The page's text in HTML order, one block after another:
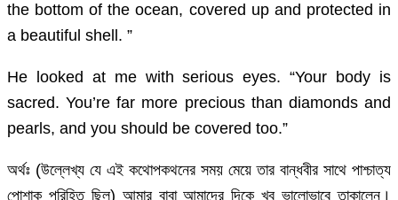
the bottom of the ocean, covered up and protected in
a beautiful shell. ”
He looked at me with serious eyes. “Your body is
sacred. You’re far more precious than diamonds and
pearls, and you should be covered too.”
অর্থঃ (উল্লেখ্য যে এই কথোপকথনের সময় মেয়ে তার বান্ধবীর সাথে পাশ্চাত্য
পোশাক পরিহিত ছিল) আমার বাবা আমাদের দিকে খুব ভালোভাবে তাকালেন।